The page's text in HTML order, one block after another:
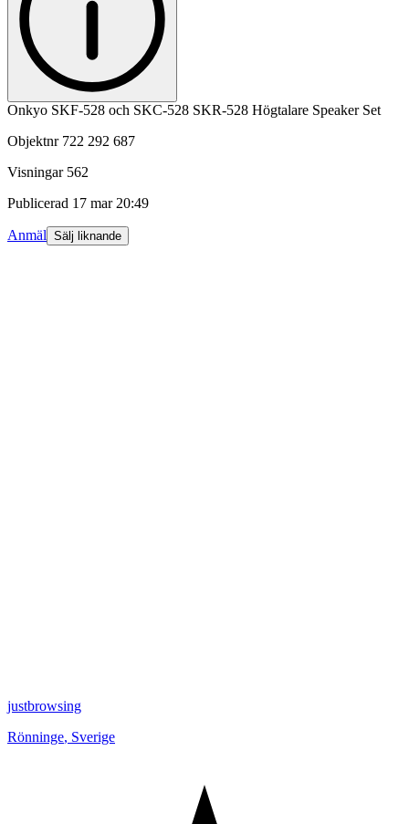
Onkyo SKF-528 och SKC-528 SKR-528 Högtalare Speaker Set
Objektnr 722 292 687
Visningar 562
Publicerad 17 mar 20:49
Anmäl Sälj liknande
justbrowsing
Rönninge, Sverige